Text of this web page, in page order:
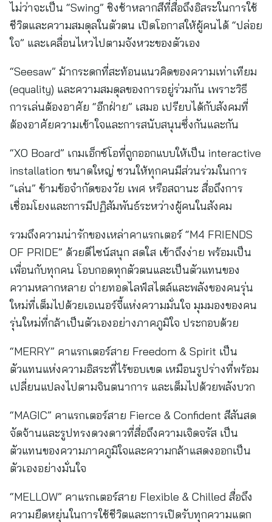
ไม่ว่าจะเป็น “Swing” ชิงช้าหลากสีที่สื่อถึงอิสระในการใช้
ชีวิตและความสมดุลในตัวตน เปิดโอกาสให้ผู้คนได้ “ปล่อย
ใจ” และเคลื่อนไหวไปตามจังหวะของตัวเอง
“Seesaw” ม้ากระดกที่สะท้อนแนวคิดของความเท่าเทียม
(equality) และความสมดุลของการอยู่ร่วมกัน เพราะวิธี
การเล่นต้องอาศัย “อีกฝ่าย” เสมอ เปรียบได้กับสังคมที่
ต้องอาศัยความเข้าใจและการสนับสนุนซึ่งกันและกัน
“XO Board” เกมเอ็กซ์โอที่ถูกออกแบบให้เป็น interactive
installation ขนาดใหญ่ ชวนให้ทุกคนมีส่วนร่วมในการ
“เล่น” ข้ามข้อจำกัดของวัย เพศ หรือสถานะ สื่อถึงการ
เชื่อมโยงและการมีปฏิสัมพันธ์ระหว่างผู้คนในสังคม
รวมถึงความน่ารักของเหล่าคาแรกเตอร์ “M4 FRIENDS
OF PRIDE” ด้วยดีไซน์สนุก สดใส เข้าถึงง่าย พร้อมเป็น
เพื่อนกับทุกคน โอบกอดทุกตัวตนและเป็นตัวแทนของ
ความหลากหลาย ถ่ายทอดไลฟ์สไตล์และพลังของคนรุ่น
ใหม่ที่เต็มไปด้วยเอเนอร์จี้แห่งความมั่นใจ มุมมองของคน
รุ่นใหม่ที่กล้าเป็นตัวเองอย่างภาคภูมิใจ ประกอบด้วย
“MERRY” คาแรกเตอร์สาย Freedom & Spirit เป็น
ตัวแทนแห่งความอิสระที่ไร้ขอบเขต เหมือนรูปร่างที่พร้อม
เปลี่ยนแปลงไปตามจินตนาการ และเต็มไปด้วยพลังบวก
“MAGIC” คาแรกเตอร์สาย Fierce & Confident สีสันสด
จัดจ้านและรูปทรงดวงดาวที่สื่อถึงความเจิดจรัส เป็น
ตัวแทนของความภาคภูมิใจและความกล้าแสดงออกเป็น
ตัวเองอย่างมั่นใจ
“MELLOW” คาแรกเตอร์สาย Flexible & Chilled สื่อถึง
ความยืดหยุ่นในการใช้ชีวิตและการเปิดรับทุกความแตก